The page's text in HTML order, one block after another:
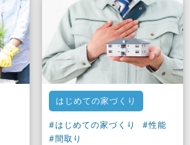
はじめての家づくり
#はじめての家づくり
#性能
#間取り